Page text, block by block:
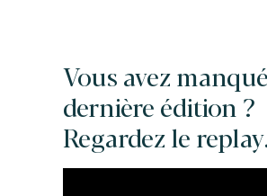
Vous avez
dernière édition ?
Regardez le replay.